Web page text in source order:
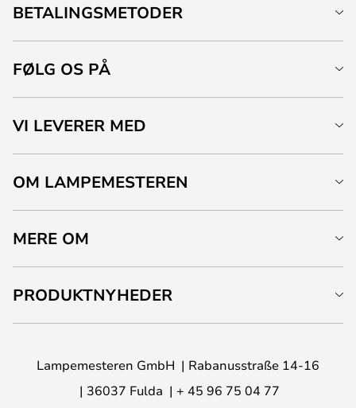
BETALINGSMETODER
FØLG OS PÅ
VI LEVERER MED
OM LAMPEMESTEREN
MERE OM
PRODUKTNYHEDER
Lampemesteren GmbH
Rabanusstraße 14-16
36037 Fulda
+ 45 96 75 04 77